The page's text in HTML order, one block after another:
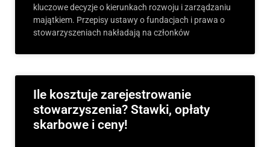
kluczowe decyzje o kierunkach rozwoju i zarządzaniu
majątkiem. Przepisy ustawy o fundacjach i prawa o
stowarzyszeniach nakładają na członków
Ile kosztuje zarejestrowanie
stowarzyszenia? Stawki, opłaty
skarbowe i ceny!